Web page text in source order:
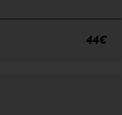
44€